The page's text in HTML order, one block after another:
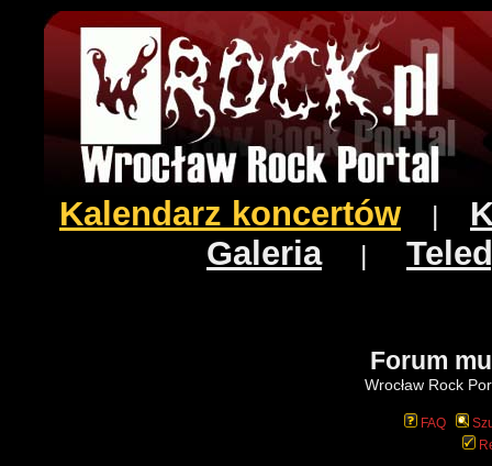
Kalendarz koncertów
Galeria|
Forum
Wrocław Rock
FAQ